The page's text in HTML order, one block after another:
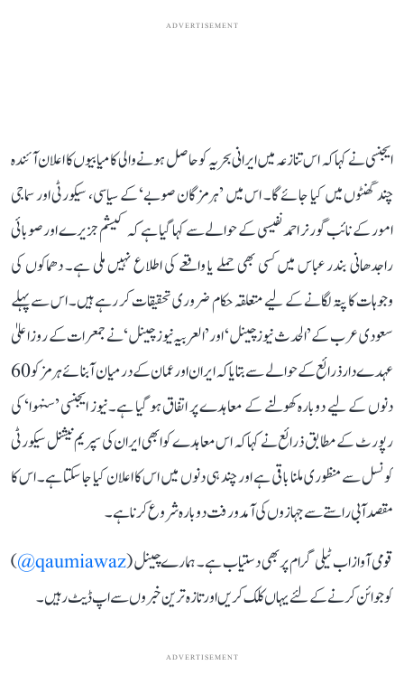
ADVERTISEMENT
ایجنسی نے کہا کہ اس تنازعہ میں ایرانی بحریہ کو حاصل ہونے والی کامیابیوں کا اعلان آئندہ
چند گھنٹوں میں کیا جائے گا۔ اس میں ’ہرمزگان صوبے‘ کے سیاسی، سیکورٹی اور سماجی
امور کے نائب گورنر احمد نفیسی کے حوالے سے کہا گیا ہے کہ کیشم جزیرے اور صوبائی
راجدھانی بندر عباس میں کسی بھی حملے یا واقعے کی اطلاع نہیں ملی ہے۔ دھماکوں کی
وجوہات کا پتہ لگانے کے لیے متعلقہ حکام ضروری تحقیقات کر رہے ہیں۔ اس سے پہلے
سعودی عرب کے ’الحدث نیوز چینل‘ اور ’العربیہ نیوز چینل‘ نے جمعرات کے روز اعلیٰ
عہدے دار ذرائع کے حوالے سے بتایا کہ ایران اور عمان کے درمیان آبنائے ہرمز کو 60
دنوں کے لیے دوبارہ کھولنے کے معاہدے پر اتفاق ہو گیا ہے۔ نیوز ایجنسی ’سنہوا‘ کی
رپورٹ کے مطابق ذرائع نے کہا کہ اس معاہدے کو ابھی ایران کی سپریم نیشنل سیکورٹی
کونسل سے منظوری ملنا باقی ہے اور چند ہی دنوں میں اس کا اعلان کیا جا سکتا ہے۔ اس کا
مقصد آبی راستے سے جہازوں کی آمدورفت دوبارہ شروع کرنا ہے۔
قومی آواز اب ٹیلی گرام پر بھی دستیاب ہے۔ ہمارے چینل (qaumiawaz@
)
کو جوائن کرنے کے لئے یہاں کلک کریں اور تازہ ترین خبروں سے اپ ڈیٹ رہیں۔
ADVERTISEMENT